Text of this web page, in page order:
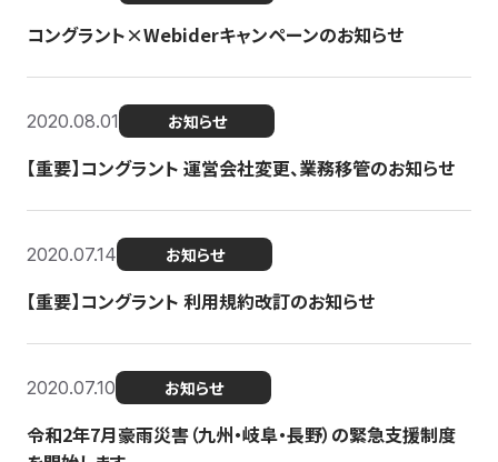
コングラント×Webiderキャンペーンのお知らせ
2020.08.01 お知らせ
【重要】コングラント 運営会社変更、業務移管のお知らせ
2020.07.14 お知らせ
【重要】コングラント 利用規約改訂のお知らせ
2020.07.10 お知らせ
令和2年7月豪雨災害（九州・岐阜・長野）の緊急支援制度